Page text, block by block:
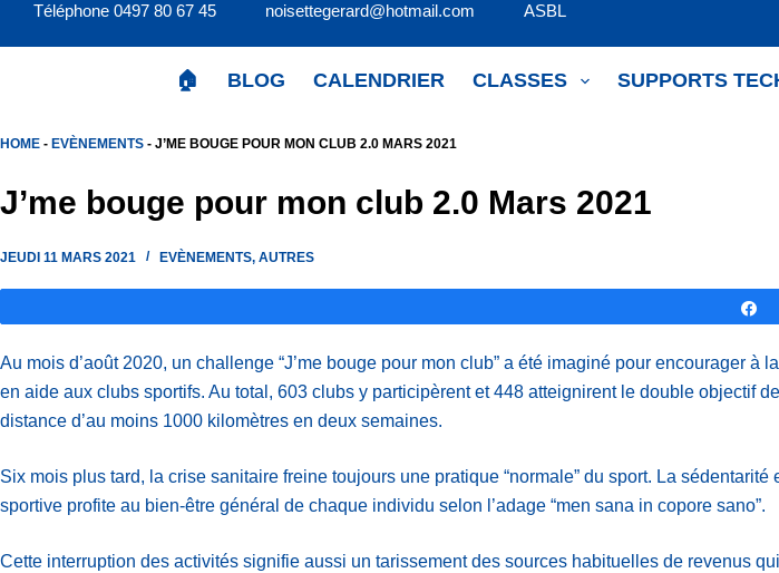
PasserTéléphone 0497 80 67 45 noisettegerard@hotmail.com ASBL
🏠 BLOG CALENDRIER CLASSES SUPPORTS
HOME - EVÈNEMENTS - J’ME BOUGE POUR MON CLUB 2.0 MARS 2021
J’me bouge pour mon club 2.0 Mars 2021
JEUDI 11 MARS 2021 EVÈNEMENTS, AUTRES
Au mois d’août 2020, un challenge “J’me bouge pour mon club” a été imaginé pour encourager
en aide aux clubs sportifs. Au total, 603 clubs y participèrent et 448 atteignirent le double objectif
distance d’au moins 1000 kilomètres en deux semaines.
Six mois plus tard, la crise sanitaire freine toujours une pratique “normale” du sport. La
sportive profite au bien-être général de chaque individu selon l’adage “men sana in copore sano”.
Cette interruption des activités signifie aussi un tarissement des sources habituelles de revenus